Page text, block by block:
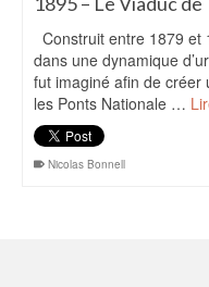
Construit entre 1879 et
dans une dynamique
fut imaginé afin de
les Ponts Nationale …
Nicolas Bonnell